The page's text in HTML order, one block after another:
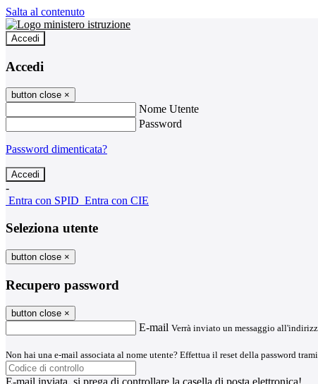
Salta al contenuto
Accedi
Accedi
button close ×
Nome Utente
Password
Password dimenticata?
-
Entra con SPID Entra con CIE
Seleziona utente
button close ×
Recupero password
button close ×
E-mail Verrà inviato un messaggio
Non hai una e-mail associata al nome utente? Effettua il reset della password